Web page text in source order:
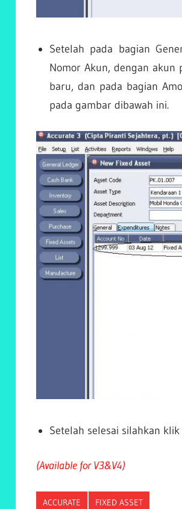
Setelah pada bagian
Nomor Akun, dengan akun
baru, dan pada bagian
pada gambar dibawah ini.
Setelah selesai silahkan klik
(Available for V3&V4)
ACCURATE FIXED ASSET